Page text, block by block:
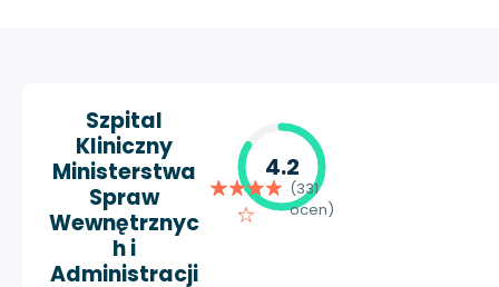
Szpital
Kliniczny
Ministerstwa
Spraw
Wewnętrznyc
h i
Administracji
4.2
(331
ocen)